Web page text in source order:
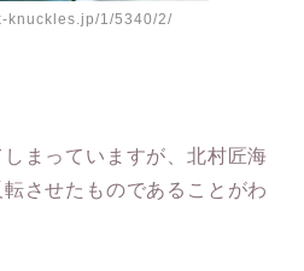
knuckles.jp/1/5340/2/
まっていますが、北村匠海
させたものであることがわ